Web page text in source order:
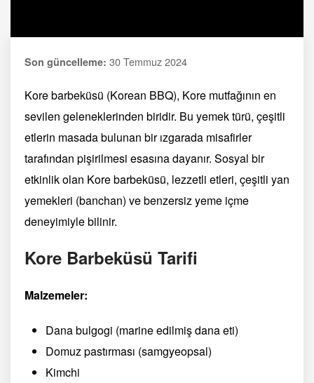
Son güncelleme: 30 Temmuz 2024
Kore barbeküsü (Korean BBQ), Kore mutfağının en
sevilen geleneklerinden biridir. Bu yemek türü, çeşitli
etlerin masada bulunan bir ızgarada misafirler
tarafından pişirilmesi esasına dayanır. Sosyal bir
etkinlik olan Kore barbeküsü, lezzetli etleri, çeşitli yan
yemekleri (banchan) ve benzersiz yeme içme
deneyimiyle bilinir.
Kore Barbeküsü Tarifi
Malzemeler:
Dana bulgogi (marine edilmiş dana eti)
Domuz pastırması (samgyeopsal)
Kimchi